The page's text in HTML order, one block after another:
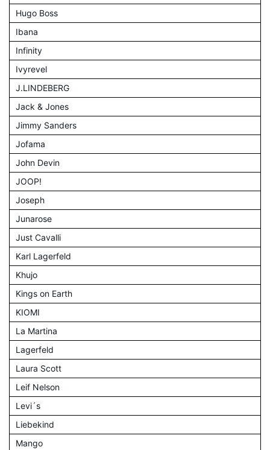
Hugo Boss
Ibana
Infinity
Ivyrevel
J.LINDEBERG
Jack & Jones
Jimmy Sanders
Jofama
John Devin
JOOP!
Joseph
Junarose
Just Cavalli
Karl Lagerfeld
Khujo
Kings on Earth
KIOMI
La Martina
Lagerfeld
Laura Scott
Leif Nelson
Levi´s
Liebekind
Mango